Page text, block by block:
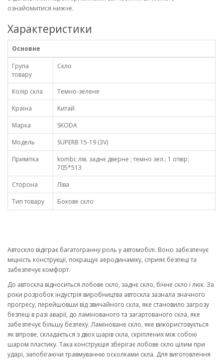
ознайомитися нижче.
Характеристики
Основне
Група
товару
Скло
Колір скла
Темно-зелене
Країна
Китай
Марка
SKODA
Модель
SUPERB 15-19 (3V)
Примітка
kombi; лів. заднє дверне ; темно зел.; 1 отвір;
705*513
Сторона
Ліва
Тип товару
Бокове скло
Автоскло відіграє багатогранну роль у автомобілі. Воно забезпечує
міцність конструкції, покращує аеродинаміку, сприяє безпеці та
забезпечує комфорт.
До автоскла відноситься лобове скло, заднє скло, бічне скло і люк. За
роки розробок індустрія виробництва автоскла зазнала значного
прогресу, перейшовши від звичайного скла, яке становило загрозу
безпеці в разі аварії, до ламінованого та загартованого скла, яке
забезпечує більшу безпеку. Ламіноване скло, яке використовується
як вітрове, складається з двох шарів скла, скріплених між собою
шаром пластику. Така конструкція зберігає лобове скло цілим при
ударі, запобігаючи травмуванню осколками скла. Для виготовлення